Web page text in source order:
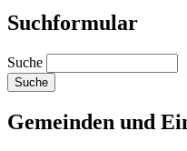
Suchformular
Suche
Gemeinden und